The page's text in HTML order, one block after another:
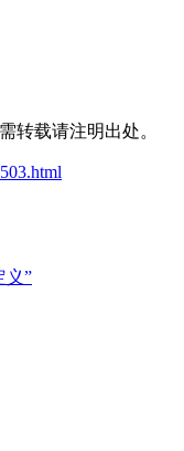
转载请注明出处。
”